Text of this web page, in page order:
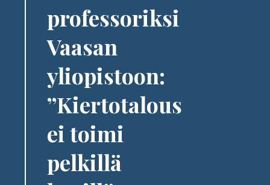
professoriksi
Vaasan
yliopistoon:
”Kiertotalous
ei toimi
pelkillä